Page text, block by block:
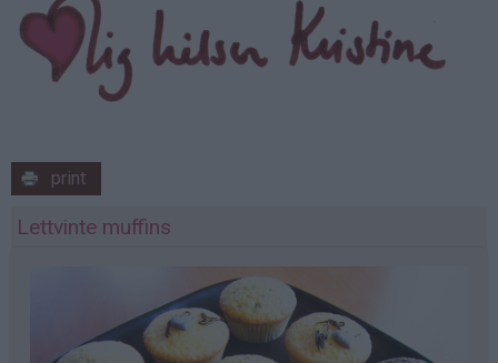
print
Lettvinte muffins